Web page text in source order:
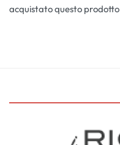
acquistato questo prodotto